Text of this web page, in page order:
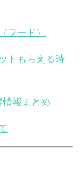
フード）
トもらえる時
情報まとめ